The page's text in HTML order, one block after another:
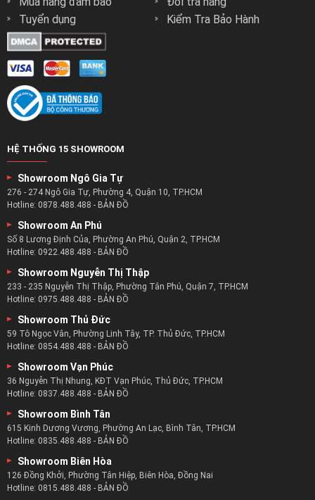
Tuyển dụng
Kiểm Tra Bảo Hành
HỆ THỐNG 15 SHOWROOM
Showroom Ngô Gia Tự
276 - 274 Ngô Gia Tự, Phường 4, Quận 10, TP.HCM
Hotline: 0878.488.488 - BẢN ĐỒ
Showroom An Phú
Số 8 Lương Định Của, Phường An Phú, Quận 2, TP.HCM
Hotline: 0922.488.488 - BẢN ĐỒ
Showroom Nguyễn Thị Thập
233 - 235 Nguyễn Thị Thập, Phường Tân Phú, Quận 7, TP.HCM
Hotline: 0975.488.488 - BẢN ĐỒ
Showroom Thủ Đức
59 Tô Ngọc Vân, Phường Linh Tây, TP. Thủ Đức, TP.HCM
Hotline: 0854.488.488 - BẢN ĐỒ
Showroom Vạn Phúc
36 Nguyễn Thị Nhung, KĐT Vạn Phúc, Thủ Đức, TP.HCM
Hotline: 0837.488.488 - BẢN ĐỒ
Showroom Bình Tân
615 Kinh Dương Vương, Phường An Lạc, Bình Tân, TP.HCM
Hotline: 0835.488.488 - BẢN ĐỒ
Showroom Biên Hòa
126 Đồng Khởi, Phường Tân Hiệp, Biên Hòa, Đồng Nai
Hotline: 0815.488.488 - BẢN ĐỒ